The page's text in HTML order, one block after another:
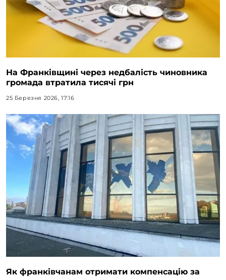
На Франківщині через недбалість чиновника
громада втратила тисячі грн
25 Березня 2026, 17:16
Як франківчанам отримати компенсацію за